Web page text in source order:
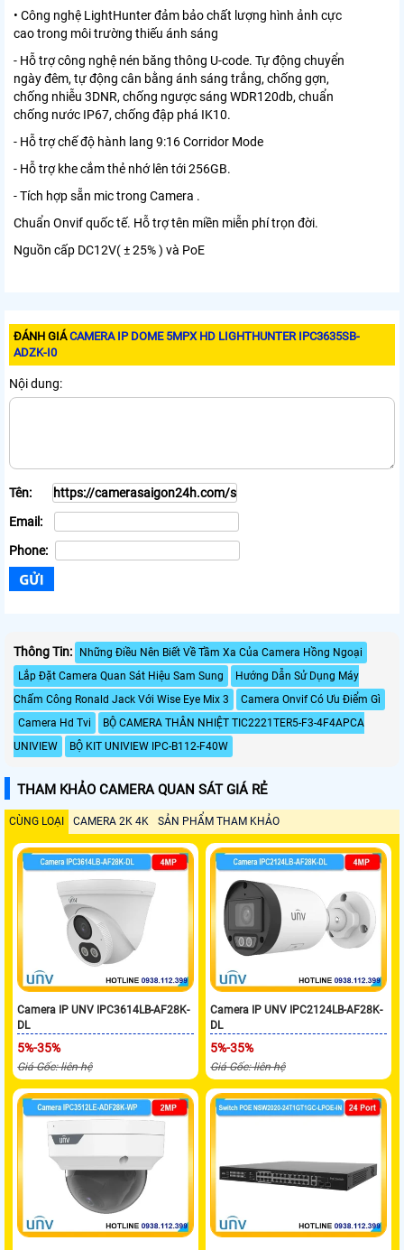
• Công nghệ LightHunter đảm bảo chất lượng hình ảnh cực
cao trong môi trường thiếu ánh sáng
- Hỗ trợ công nghệ nén băng thông U-code. Tự động chuyển
ngày đêm, tự động cân bằng ánh sáng trắng, chống gợn,
chống nhiễu 3DNR, chống ngược sáng WDR120db, chuẩn
chống nước IP67, chống đập phá IK10.
- Hỗ trợ chế độ hành lang 9:16 Corridor Mode
- Hỗ trợ khe cắm thẻ nhớ lên tới 256GB.
- Tích hợp sẵn mic trong Camera .
Chuẩn Onvif quốc tế. Hỗ trợ tên miền miễn phí trọn đời.
Nguồn cấp DC12V( ± 25% ) và PoE
ĐÁNH GIÁCAMERA IP DOME 5MPX HD LIGHTHUNTER IPC3635SB-
ADZK-I0
Nội dung:
Tên:
Email:
Phone:
Thông Tin:
Những Điều Nên Biết Về Tầm Xa Của Camera Hồng Ngoại
Lắp Đặt Camera Quan Sát Hiệu Sam Sung
Hướng Dẫn Sử Dụng Máy
Chấm Công Ronald Jack Với Wise Eye Mix 3
Camera Onvif Có Ưu Điểm Gì
Camera Hd Tvi
BỘ CAMERA THÂN NHIỆT TIC2221TER5-F3-4F4APCA
UNIVIEW
BỘ KIT UNIVIEW IPC-B112-F40W
THAM KHẢO CAMERA QUAN SÁT GIÁ RẺ
CÙNG LOẠI CAMERA 2K 4K SẢN PHẨM THAM KHẢO
Camera IP UNV IPC3614LB-AF28K-
DL
5%-35%
Giá Gốc: liên hệ
Camera IP UNV IPC2124LB-AF28K-
DL
5%-35%
Giá Gốc: liên hệ